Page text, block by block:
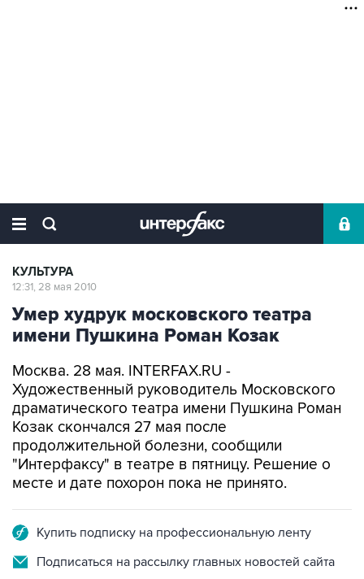
КУЛЬТУРА
12:31, 28 мая 2010
Умер худрук московского театра
имени Пушкина Роман Козак
Москва. 28 мая. INTERFAX.RU -
Художественный руководитель Московского
драматического театра имени Пушкина Роман
Козак скончался 27 мая после
продолжительной болезни, сообщили
"Интерфаксу" в театре в пятницу. Решение о
месте и дате похорон пока не принято.
Купить подписку на профессиональную ленту
Подписаться на рассылку главных новостей сайта